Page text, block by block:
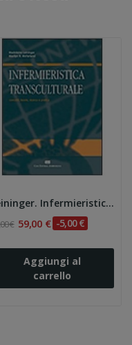
Leininger. Infermieristica transculturale
€ 59,00 € -5,00 €
Aggiungi al
carrello